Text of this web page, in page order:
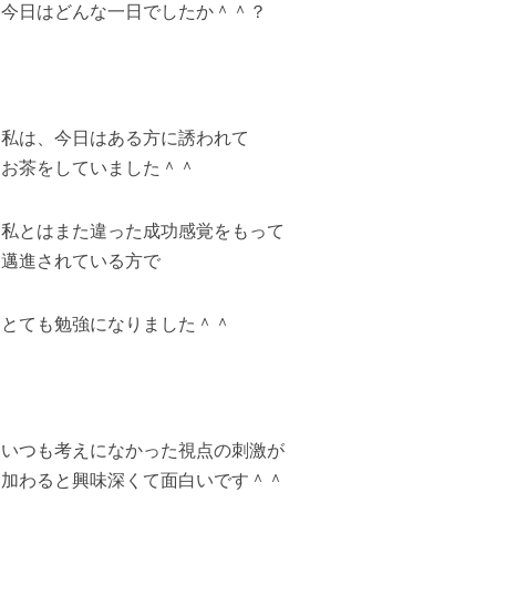
今日はどんな一日でしたか＾＾？
私は、今日はある方に誘われて
お茶をしていました＾＾
私とはまた違った成功感覚をもって
邁進されている方で
とても勉強になりました＾＾
いつも考えになかった視点の刺激が
加わると興味深くて面白いです＾＾